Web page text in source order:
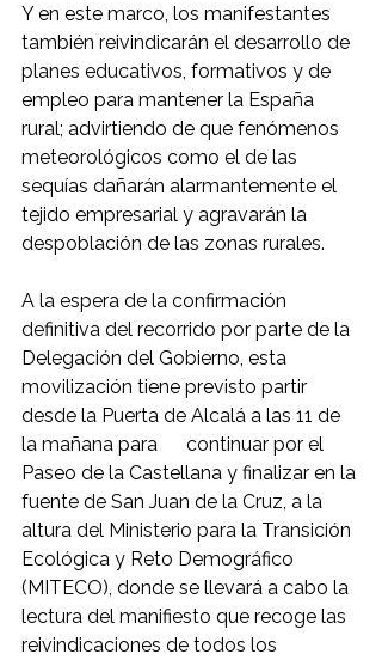
Y en este marco, los manifestantes
también reivindicarán el desarrollo de
planes educativos, formativos y de
empleo para mantener la España
rural; advirtiendo de que fenómenos
meteorológicos como el de las
sequías dañarán alarmantemente el
tejido empresarial y agravarán la
despoblación de las zonas rurales.
A la espera de la confirmación
definitiva del recorrido por parte de la
Delegación del Gobierno, esta
movilización tiene previsto partir
desde la Puerta de Alcalá a las 11 de
la mañana para      continuar por el
Paseo de la Castellana y finalizar en la
fuente de San Juan de la Cruz, a la
altura del Ministerio para la Transición
Ecológica y Reto Demográfico
(MITECO), donde se llevará a cabo la
lectura del manifiesto que recoge las
reivindicaciones de todos los